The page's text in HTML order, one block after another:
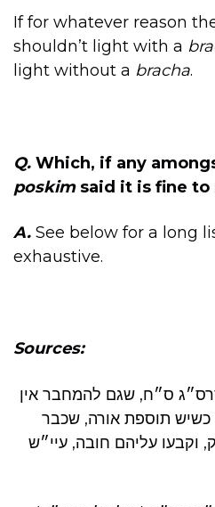
If for whatever reason
shouldn’t light with a
light without a bracha.
Q. Which, if any
poskimsaid it is fine to
A. See below for a long
exhaustive.
Sources:
ס״ח, שגם להמחבר אין
תוספת אורה, שכבר
וקבעו עליהם חובה, עיי״ש